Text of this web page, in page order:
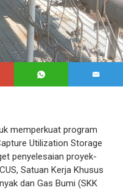
memperkuat program
Utilization Storage
penyelesaian proyek-
Satuan Kerja Khusus
dan Gas Bumi (SKK